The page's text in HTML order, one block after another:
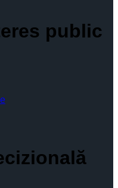
public